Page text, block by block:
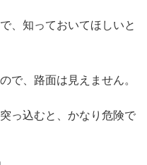
、知っておいてほしいと
で、路面は見えません。
っ込むと、かなり危険で